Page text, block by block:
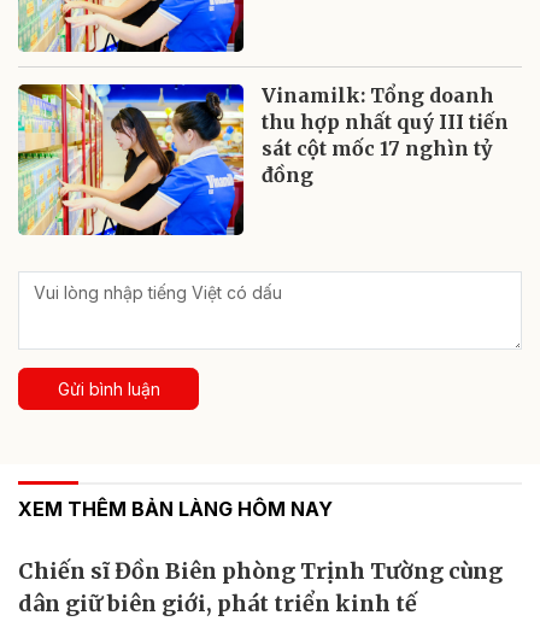
Vinamilk: Tổng doanh
thu hợp nhất quý III tiến
sát cột mốc 17 nghìn tỷ
đồng
Gửi bình luận
XEM THÊM BẢN LÀNG HÔM NAY
Chiến sĩ Đồn Biên phòng Trịnh Tường cùng
dân giữ biên giới, phát triển kinh tế